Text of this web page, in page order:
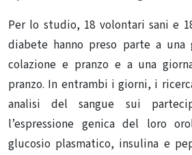
Per lo studio, 18 volontari sani e
diabete hanno preso parte a
colazione e pranzo e a una
pranzo. In entrambi i giorni, i
analisi del sangue sui
l’espressione genica del loro
glucosio plasmatico, insulina e